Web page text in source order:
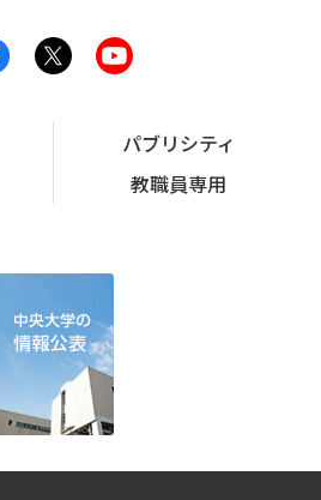
パブリシティ
教職員専用